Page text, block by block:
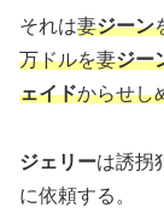
それは妻ジーン
万ドルを妻ジー
ェイドからせし
ジェリーは誘拐
に依頼する。